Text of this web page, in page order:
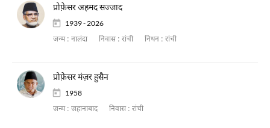
प्रोफ़ेसर अहमद सज्जाद
1939 - 2026
जन्म : नालंदा निवास : रांची निधन : रांची
प्रोफ़ेसर मंज़र हुसैन
1958
जन्म : जहानाबाद निवास : रांची